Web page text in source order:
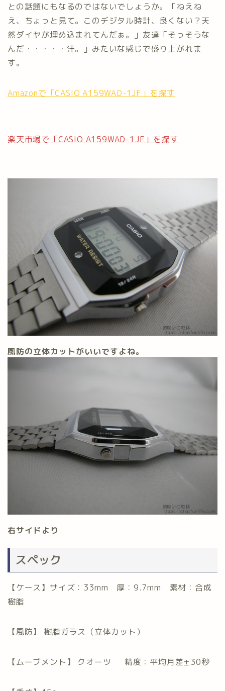
との話題にもなるのではないでしょうか。「ねえね
え、ちょっと見て。このデジタル時計、良くない？天
然ダイヤが埋め込まれてんだぁ。」友達「そっそうな
んだ・・・・・汗。」みたいな感じで盛り上がれま
す。
Amazonで「CASIO A159WAD-1JF」を探す
楽天市場で「CASIO A159WAD-1JF」を探す
風防の立体カットがいいですよね。
右サイドより
スペック
【ケース】サイズ：33mm 厚：9.7mm 素材：合成
樹脂
【風防】 樹脂ガラス（立体カット）
【ムーブメント】 クオーツ 精度：平均月差±30秒